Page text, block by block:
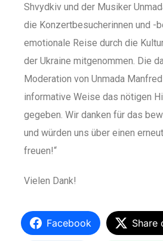
Shvydkiv und der Musiker
die Konzertbesucherinnen und -
emotionale Reise durch die
der Ukraine mitgenommen. Die
Moderation von Unmada
informative Weise das nötigen
gegeben. Wir danken für das
und würden uns über einen
freuen!“
Vielen Dank!
Facebook Share